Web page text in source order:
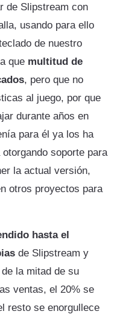
de Slipstream con
usando para ello
de nuestro
que multitud de
, pero que no
al juego, por que
durante años en
para él ya los ha
soporte para
la actual versión,
otros proyectos para
hasta el
de Slipstream y
la mitad de su
ventas, el 20% se
resto se enorgullece